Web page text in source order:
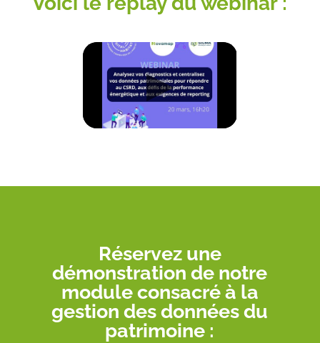
Réservez une
démonstration de notre
module consacré à la
gestion des données du
patrimoine :